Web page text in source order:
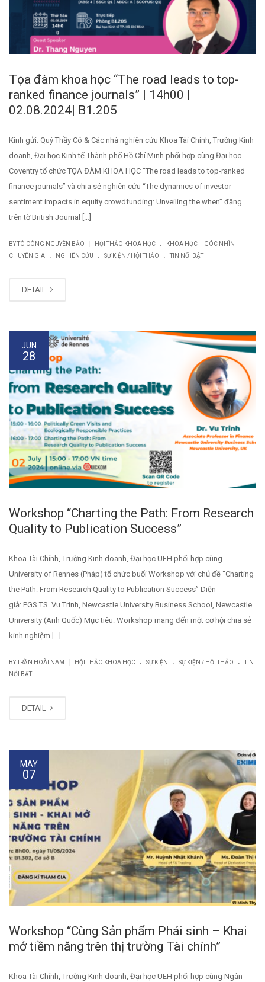
Tọa đàm khoa học “The road leads to top-
ranked finance journals” | 14h00 |
02.08.2024| B1.205
Kính gửi: Quý Thầy Cô & Các nhà nghiên cứu Khoa Tài Chính, Trường Kinh
doanh, Đại học Kinh tế Thành phố Hồ Chí Minh phối hợp cùng Đại học
Coventry tổ chức TỌA ĐÀM KHOA HỌC “The road leads to top-ranked
finance journals” và chia sẻ nghiên cứu “The dynamics of investor
sentiment impacts in equity crowdfunding: Unveiling the when” đăng
trên tờ British Journal […]
BY TÔ CÔNG NGUYÊN BẢO HỘI THẢO KHOA HỌC .
KHOA HỌC – GÓC NHÌN
CHUYÊN GIA
. NGHIÊN CỨU . SỰ KIỆN / HỘI THẢO . TIN NỔI BẬT
DETAIL
JUN
28
Workshop “Charting the Path: From Research
Quality to Publication Success”
Khoa Tài Chính, Trường Kinh doanh, Đại học UEH phối hợp cùng
University of Rennes (Pháp) tổ chức buổi Workshop với chủ đề “Charting
the Path: From Research Quality to Publication Success” Diễn
giả: PGS.TS. Vu Trinh, Newcastle University Business School, Newcastle
University (Anh Quốc) Mục tiêu: Workshop mang đến một cơ hội chia sẻ
kinh nghiệm […]
BY TRẦN HOÀI NAM HỘI THẢO KHOA HỌC . SỰ KIỆN . SỰ KIỆN / HỘI THẢO .
TIN
NỔI BẬT
DETAIL
MAY
07
Workshop “Cùng Sản phẩm Phái sinh – Khai
mở tiềm năng trên thị trường Tài chính”
Khoa Tài Chính, Trường Kinh doanh, Đại học UEH phối hợp cùng Ngân